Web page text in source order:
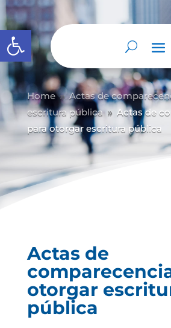
Abrir barra de herramientas
Home 9 Actas de
escritura pública
9 Actas de
para otorgar escritura pública
Actas de
otorgar
pública